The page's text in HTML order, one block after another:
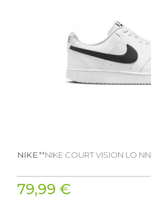
NIKE**NIKE COURT VISION LO NN
79,99 €